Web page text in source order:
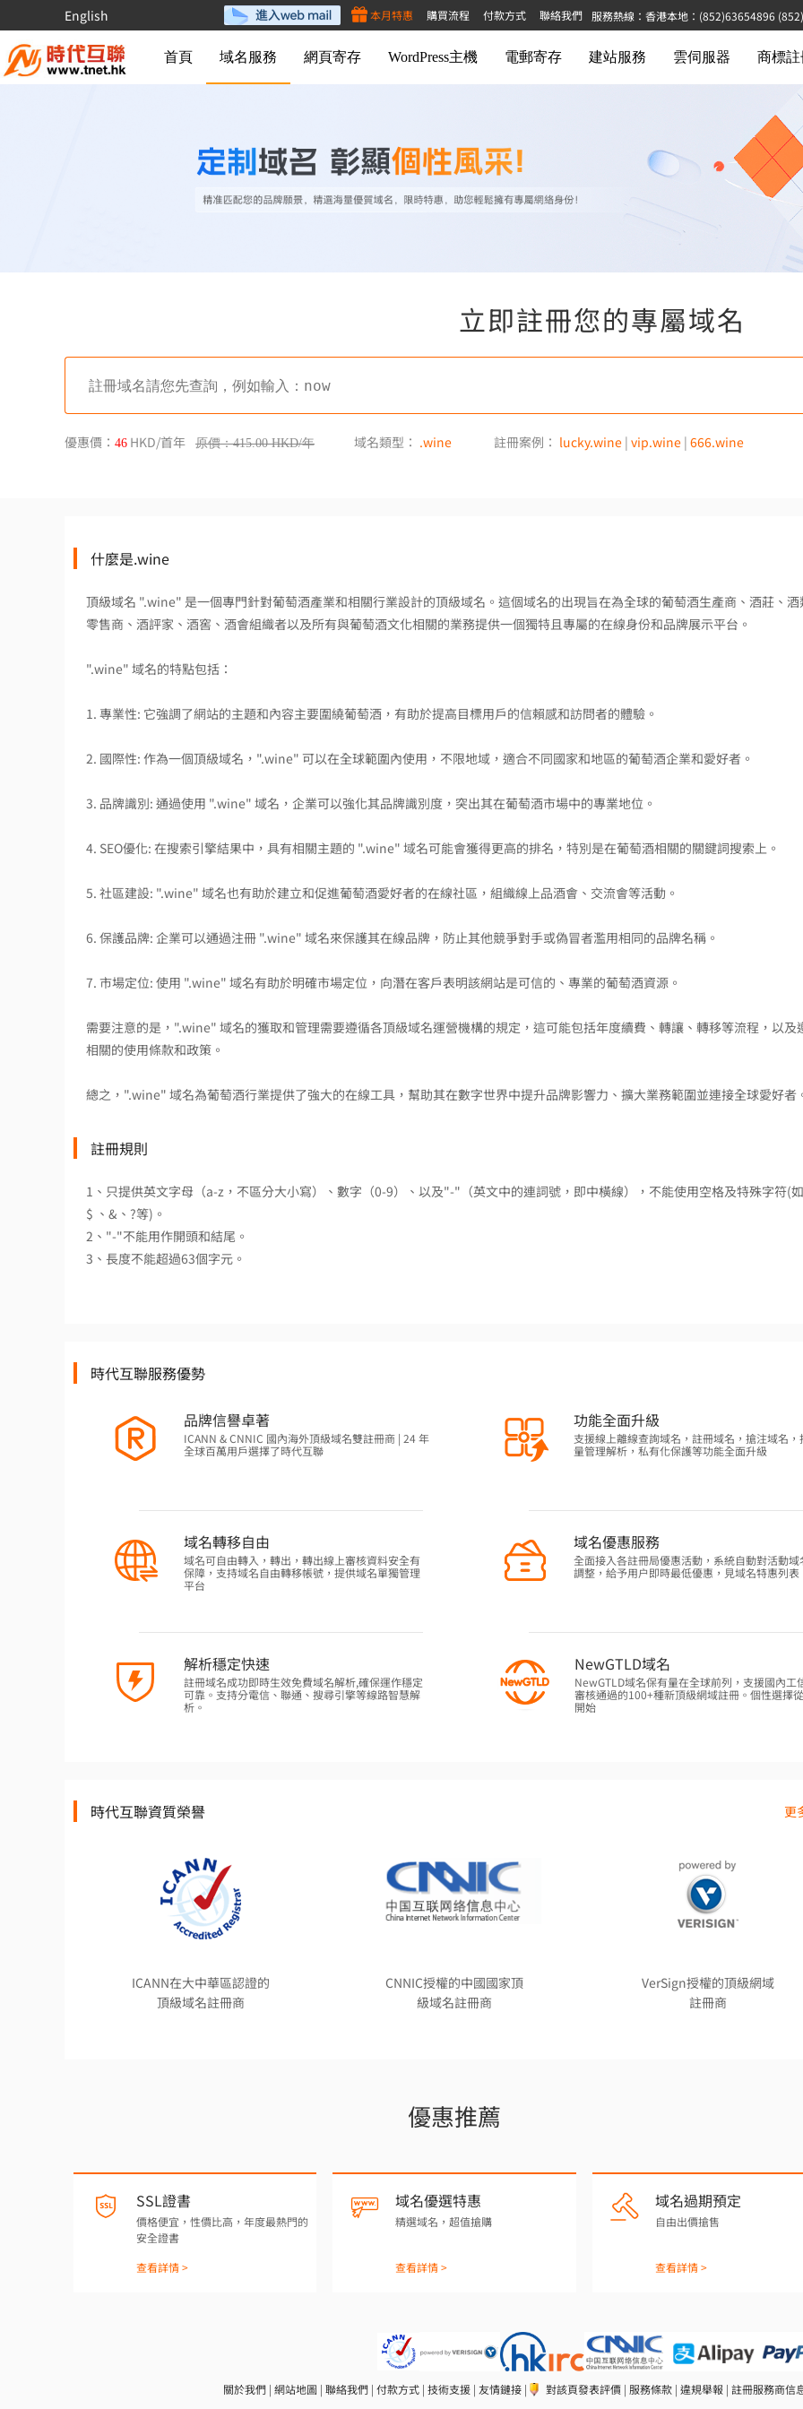
English 服務熱線：香港本地：(852)63654896
本月特惠 購買流程 付款方式 聯絡我們
首頁 域名服務 網頁寄存 WordPress主機 電郵寄存 建站服務 雲伺服器 商標註
立即註冊您的專屬域名
優惠價： 46 HKD/首年 原價：415.00 HKD/年 域名類型： .wine 註冊案例： lucky.wine | vip.wine | 666.wine
什麼是.wine
頂級域名 ".wine" 是一個專門針對葡萄酒產業和相關行業設計的頂級域名。這個域名的出現旨在為全球的葡萄酒生產商、酒莊、酒
零售商、酒評家、酒窖、酒會組織者以及所有與葡萄酒文化相關的業務提供一個獨特且專屬的在線身份和品牌展示平台。
".wine" 域名的特點包括：
1. 專業性: 它強調了網站的主題和內容主要圍繞葡萄酒，有助於提高目標用戶的信賴感和訪問者的體驗。
2. 國際性: 作為一個頂級域名，".wine" 可以在全球範圍內使用，不限地域，適合不同國家和地區的葡萄酒企業和愛好者。
3. 品牌識別: 通過使用 ".wine" 域名，企業可以強化其品牌識別度，突出其在葡萄酒市場中的專業地位。
4. SEO優化: 在搜索引擎結果中，具有相關主題的 ".wine" 域名可能會獲得更高的排名，特別是在葡萄酒相關的關鍵詞搜索上。
5. 社區建設: ".wine" 域名也有助於建立和促進葡萄酒愛好者的在線社區，組織線上品酒會、交流會等活動。
6. 保護品牌: 企業可以通過注冊 ".wine" 域名來保護其在線品牌，防止其他競爭對手或偽冒者濫用相同的品牌名稱。
7. 市場定位: 使用 ".wine" 域名有助於明確市場定位，向潛在客戶表明該網站是可信的、專業的葡萄酒資源。
需要注意的是，".wine" 域名的獲取和管理需要遵循各頂級域名運營機構的規定，這可能包括年度續費、轉讓、轉移等流程，以及
相關的使用條款和政策。
總之，".wine" 域名為葡萄酒行業提供了強大的在線工具，幫助其在數字世界中提升品牌影響力、擴大業務範圍並連接全球愛好者
註冊規則
1、只提供英文字母（a-z，不區分大小寫）、數字（0-9）、以及"-"（英文中的連詞號，即中橫線），不能使用空格及特殊字符(
$ 、&、?等)。
2、"-"不能用作開頭和結尾。
3、長度不能超過63個字元。
時代互聯服務優勢
品牌信譽卓著
ICANN & CNNIC 國內海外頂級域名雙註冊商 | 24 年
全球百萬用戶選擇了時代互聯
功能全面升級
支援線上離線查詢域名，註冊域名，搶注域名，
量管理解析，私有化保護等功能全面升級
域名轉移自由
域名可自由轉入，轉出，轉出線上審核資料安全有
保障，支持域名自由轉移帳號，提供域名單獨管理
平台
域名優惠服務
全面接入各註冊局優惠活動，系統自動對活動域
調整，給予用户即時最低優惠，見域名特惠列表
解析穩定快速
註冊域名成功即時生效免費域名解析,確保運作穩定
可靠。支持分電信、聯通、搜尋引擎等線路智慧解
析。
NewGTLD域名
NewGTLD域名保有量在全球前列，支援國內工
審核通過的100+種新頂級網域註冊。個性選擇
開始
時代互聯資質榮譽 更
ICANN在大中華區認證的
頂級域名註冊商
CNNIC授權的中國國家頂
級域名註冊商
VerSign授權的頂級網域
註冊商
優惠推薦
SSL證書
價格便宜，性價比高，年度最熱門的
安全證書
查看詳情 >
域名優選特惠
精選域名，超值搶購
查看詳情 >
域名過期預定
自由出價搶售
查看詳情 >
關於我們 | 網站地圖 | 聯絡我們 | 付款方式 | 技術支援 | 友情鏈接 | 對該頁發表評價 | 服務條款 | 違規舉報 | 註冊服務商信